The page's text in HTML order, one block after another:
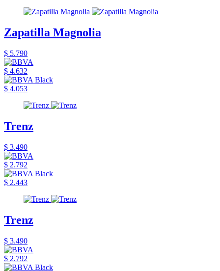
Zapatilla Magnolia
$ 5.790
$ 4.632
$ 4.053
Trenz
$ 3.490
$ 2.792
$ 2.443
Trenz
$ 3.490
$ 2.792